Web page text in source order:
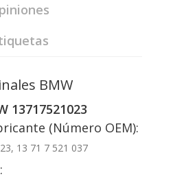
BMW
13717521023
(Número OEM):
13 71 7 521 037